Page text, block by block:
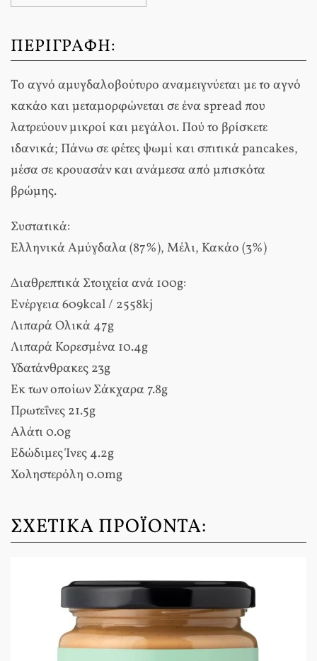
ΠΕΡΙΓΡΑΦΉ:
Το αγνό αµυγδαλοβούτυρο αναµειγνύεται µε το αγνό
κακάο και µεταµορφώνεται σε ένα spread που
λατρεύουν µικροί και µεγάλοι. Πού το βρίσκετε
ιδανικά; Πάνω σε φέτες ψωµί και σπιτικά pancakes,
µέσα σε κρουασάν και ανάµεσα από µπισκότα
βρώµης.
Συστατικά:
Ελληνικά Αµύγδαλα (87%), Μέλι, Κακάο (3%)
Διαθρεπτικά Στοιχεία ανά 100g:
Ενέργεια609kcal / 2558kj
Λιπαρά Ολικά 47g
Λιπαρά Κορεσµένα 10.4g
Υδατάνθρακες 23g
Εκ των οποίων Σάκχαρα 7.8g
Πρωτεΐνες 21.5g
Αλάτι0.0g
Εδώδιµες Ίνες 4.2g
Χοληστερόλη 0.0mg
ΣΧΕΤΙΚΆ ΠΡΟΪΌΝΤΑ: